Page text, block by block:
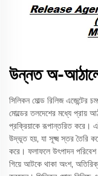
উন্নত অ-আঠালো
সিলিকন মোল্ড রিলিজ
মোল্ডের তলদেশের মধ্যে প্রায়
প্রক্রিয়াকে রূপান্তরিত করে।
উদ্ভূত হয়, যা সূক্ষ্ম স্তর তৈরি
করে। ফলাফলে উৎপাদন পরিবেশ
গিয়ে আটকে থাকা অংশ,